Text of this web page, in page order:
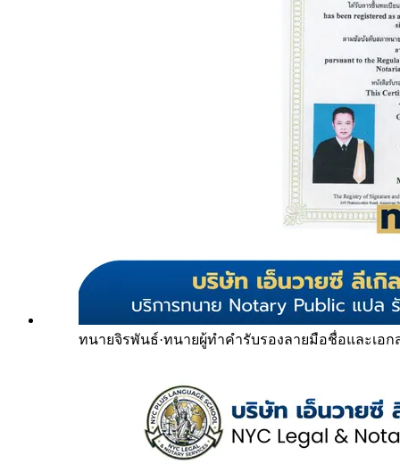
ทนายจิรพันธ์·ทนายผู้ทำคำรับรองลายมือชื่อและเอก